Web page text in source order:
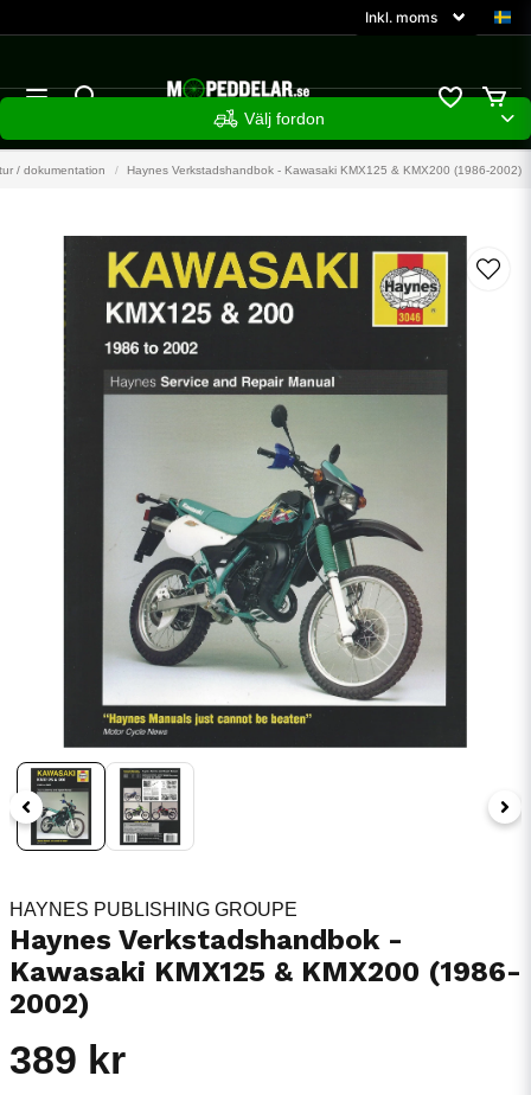
Välj fordon
/ dokumentation Haynes Verkstadshandbok - Kawasaki KMX125 & KMX200 (1986-2002)
HAYNES PUBLISHING GROUPE
Haynes Verkstadshandbok -
Kawasaki KMX125 & KMX200 (1986-
2002)
389 kr